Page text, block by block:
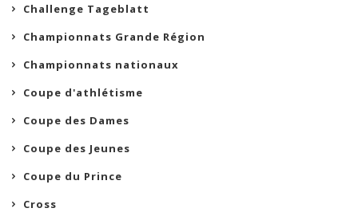
Challenge Tageblatt
Championnats Grande Région
Championnats nationaux
Coupe d'athlétisme
Coupe des Dames
Coupe des Jeunes
Coupe du Prince
Cross